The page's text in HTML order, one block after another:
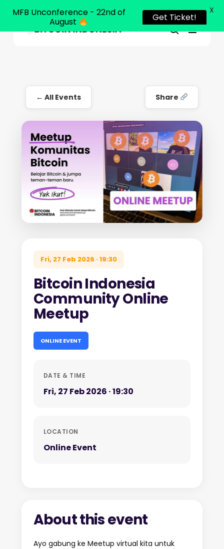
search
Menu
← All Events Share
Fri, 27 Feb 2026 · 19:30
Bitcoin Indonesia
Community Online
Meetup
ONLINE EVENT
DATE & TIME
Fri, 27 Feb 2026 · 19:30
LOCATION
Online Event
About this event
Ayo gabung ke Meetup virtual kita untuk
Close
MFB Unconference - 22nd of
August
Get Ticket!
X